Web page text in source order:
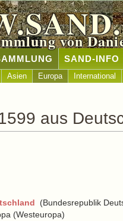
von
SAND-INFO
Asien Europa International
aus
(Bundesrepublik
(Westeuropa)